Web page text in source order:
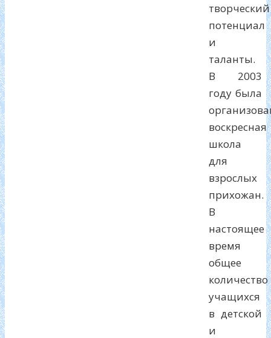
творческий
потенциал
и
таланты.
В 2003
году была
воскресная
школа
для
взрослых
прихожан.
В
настоящее
время
общее
количество
учащихся
в детской
и